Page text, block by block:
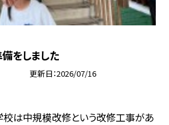
をしました
更新日 2026/07/16
校は中規模改修という改修工事があ